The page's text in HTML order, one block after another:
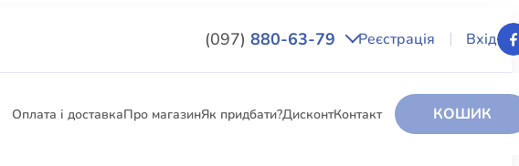
(097) 880-63-79 Реєстрація Вхід
Оплата і доставкаПро магазинЯк придбати?ДисконтКонтакт КОШИК